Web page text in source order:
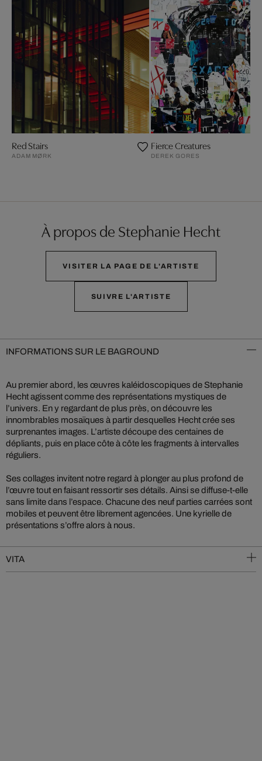
Red Stairs
ADAM MØRK
Fierce Creatures
DEREK GORES
À propos de Stephanie Hecht
VISITER LA PAGE DE L'ARTISTE
SUIVRE L'ARTISTE
INFORMATIONS SUR LE BAGROUND
Au premier abord, les œuvres kaléidoscopiques de Stephanie
Hecht agissent comme des représentations mystiques de
l’univers. En y regardant de plus près, on découvre les
innombrables mosaïques à partir desquelles Hecht crée ses
surprenantes images. L’artiste découpe des centaines de
dépliants, puis en place côte à côte les fragments à intervalles
réguliers.
Ses collages invitent notre regard à plonger au plus profond de
l’œuvre tout en faisant ressortir ses détails. Ainsi se diffuse-t-elle
sans limite dans l’espace. Chacune des neuf parties carrées sont
mobiles et peuvent être librement agencées. Une kyrielle de
présentations s’offre alors à nous.
VITA